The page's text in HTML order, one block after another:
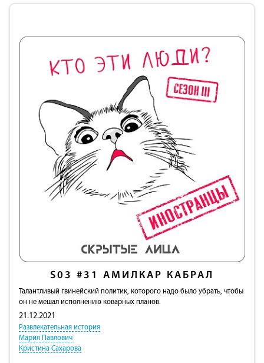
S03 #31 АМИЛКАР КАБРАЛ
Талантливый гвинейский политик, которого надо было убрать, чтобы
он не мешал исполнению коварных планов.
21.12.2021
Развлекательная история
Мария Павлович
Кристина Сахарова